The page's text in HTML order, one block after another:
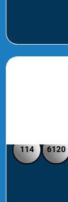
114 6120